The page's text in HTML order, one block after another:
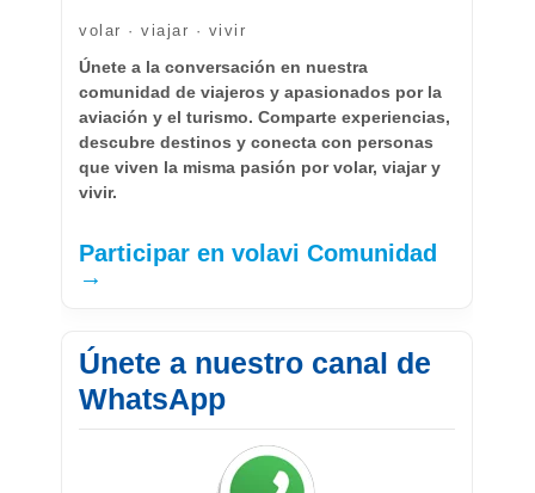
volar · viajar · vivir
Únete a la conversación en nuestra
comunidad de viajeros y apasionados por la
aviación y el turismo. Comparte experiencias,
descubre destinos y conecta con personas
que viven la misma pasión por volar, viajar y
vivir.
Participar en volavi Comunidad
→
Únete a nuestro canal de
WhatsApp